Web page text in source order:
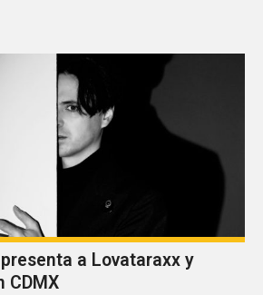
presenta a Lovataraxx y
CDMX